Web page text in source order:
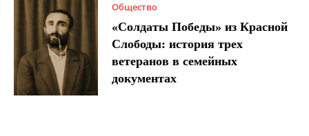
Общество
«Солдаты Победы» из Красной
Слободы: история трех
ветеранов в семейных
документах